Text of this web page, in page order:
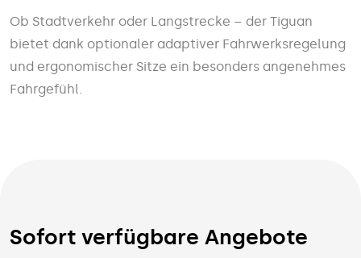
Ob Stadtverkehr oder Langstrecke – der Tiguan
bietet dank optionaler adaptiver Fahrwerksregelung
und ergonomischer Sitze ein besonders angenehmes
Fahrgefühl.
Sofort verfügbare Angebote